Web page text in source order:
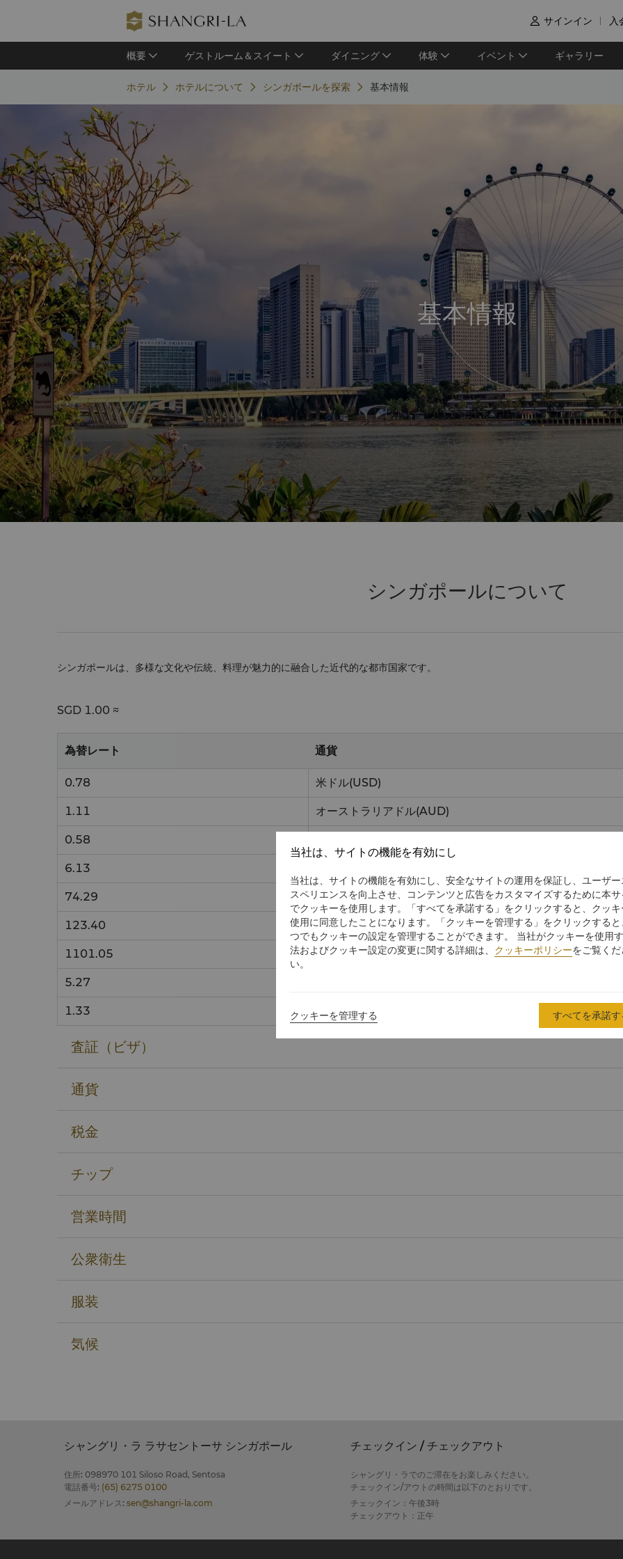
 サインイン 入
概要 ゲストルーム＆スイート ダイニング 体験 イベント ギャラリー
ホテル ホテルについて シンガポールを探索 基本情報
基本情報
シンガポールについて
シンガポールは、多様な文化や伝統、料理が魅力的に融合した近代的な都市国家です。
SGD 1.00 ≈
為替レート 通貨
0.78 米ドル(USD)
1.11 オーストラリアドル(AUD)
0.58
6.13
74.29 インド･ルピー(INR)
123.40 日本円(JPY)
1101.05 韓国ウォン(KRW)
5.27
1.33 ニュージーランドドル
査証（ビザ）
通貨
税金
チップ
営業時間
公衆衛生
服装
気候
シャングリ・ラ ラサセントーサ シンガポール
住所: 098970 101 Siloso Road, Sentosa
電話番号: (65) 6275 0100
メールアドレス: sen@shangri-la.com
チェックイン / チェックアウト
シャングリ・ラでのご滞在をお楽しみください。
チェックイン/アウトの時間は以下のとおりです。
チェックイン：午後3時
チェックアウト：正午
当社は、サイトの機能を有効にし
当社は、サイトの機能を有効にし、安全なサイトの運用を保証し、ユーザー
スペリエンスを向上させ、コンテンツと広告をカスタマイズするために本サ
でクッキーを使用します。「すべてを承諾する」をクリックすると、クッ
使用に同意したことになります。「クッキーを管理する」をクリックする
つでもクッキーの設定を管理することができます。 当社がクッキーを使用
法およびクッキー設定の変更に関する詳細は、 クッキーポリシーをご覧くだ
い。
クッキーを管理する すべてを承諾す